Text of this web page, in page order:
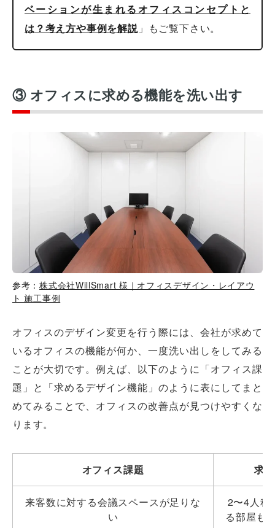
ベーションが生まれるオフィスコンセプトと
は？考え方や事例を解説」もご覧下さい。
③ オフィスに求める機能を洗い出す
参考：株式会社WillSmart 様｜オフィスデザイン・レイアウ
ト 施工事例
オフィスのデザイン変更を行う際には、会社が求めて
いるオフィスの機能が何か、一度洗い出しをしてみる
ことが大切です。例えば、以下のように「オフィス課
題」と「求めるデザイン機能」のように表にしてまと
めてみることで、オフィスの改善点が見つけやすくな
ります。
オフィス課題 求
来客数に対する会議スペースが足りな
い
2〜4人程
る部屋も